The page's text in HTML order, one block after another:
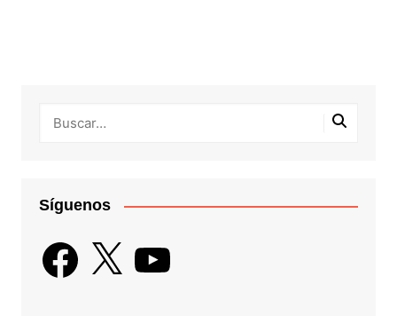
Síguenos
Facebook
X YouTube